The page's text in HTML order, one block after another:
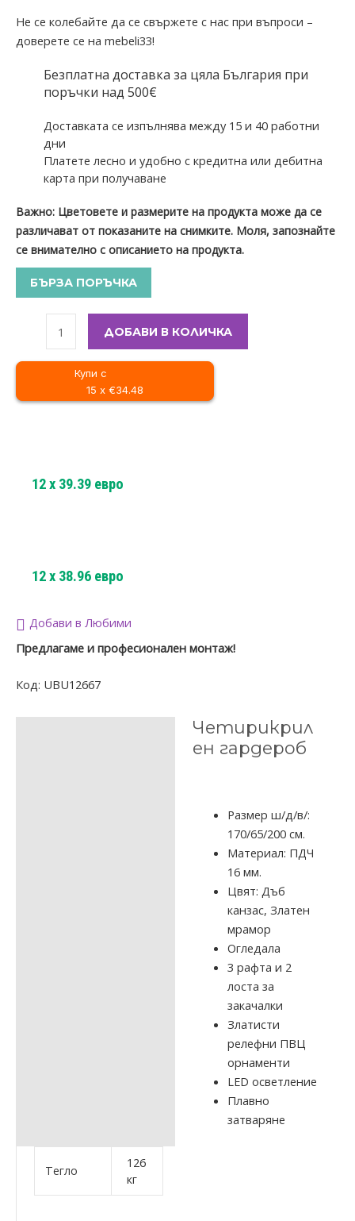
Не се колебайте да се свържете с нас при въпроси –
доверете се на mebeli33!
Безплатна доставка за цяла България при
поръчки над 500€
Доставката се изпълнява между 15 и 40 работни
дни
Платете лесно и удобно с кредитна или дебитна
карта при получаване
Важно: Цветовете и размерите на продукта може да се
различават от показаните на снимките. Моля, запознайте
се внимателно с описанието на продукта.
БЪРЗА ПОРЪЧКА
ДОБАВИ В КОЛИЧКА
Купи с
15 x €34.48
12x 39.39евро
12x 38.96евро
Добави в Любими
Предлагаме и професионален монтаж!
Код: UBU12667
Четирикрил
ен гардероб
Размер ш/д/в/:
170/65/200 см.
Материал: ПДЧ
16 мм.
Цвят: Дъб
канзас, Златен
мрамор
Огледала
3 рафта и 2
лоста за
закачалки
Златисти
релефни ПВЦ
орнаменти
LED осветление
Плавно
затваряне
Тегло
126
кг